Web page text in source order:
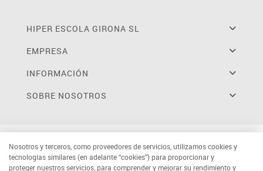
HIPER ESCOLA GIRONA SL
EMPRESA
INFORMACIÓN
SOBRE NOSOTROS
Nosotros y terceros, como proveedores de servicios, utilizamos cookies y
tecnologías similares (en adelante “cookies”) para proporcionar y
proteger nuestros servicios, para comprender y mejorar su rendimiento y